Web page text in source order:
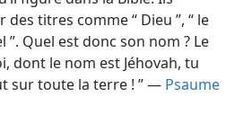
titres comme “ Dieu ”, “ le
”. Quel est donc son nom ? Le
dont le nom est Jéhovah, tu
sur toute la terre ! ” — Psaume